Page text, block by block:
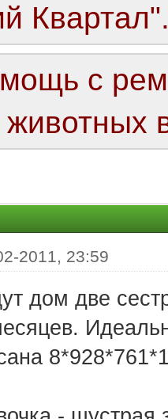
с
2011, 23:59
дом две